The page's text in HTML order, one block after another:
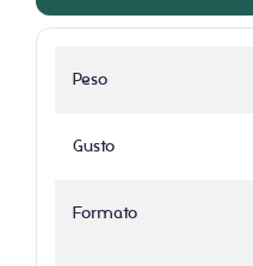
Peso
Gusto
Formato